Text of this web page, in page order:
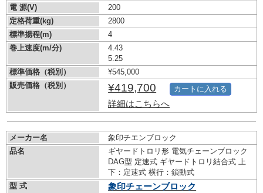
電 源(V)
200
定格荷重(kg)
2800
標準揚程(m)
4
巻上速度(m/分)
4.43
5.25
標準価格（税別）
¥545,000
販売価格（税別）
¥419,700
詳細はこちらへ
カートに入れる
メーカー名
象印チエンブロック
品名
ギヤードトロリ形 電気チェーンブロック
DAG型 定速式 ギヤードトロリ結合式 上
下：定速式 横行：鎖動式
型 式
象印チェーンブロック